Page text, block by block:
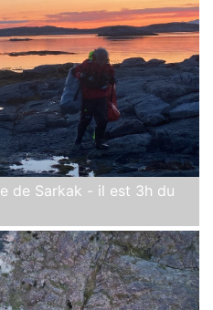
de Sarkak - il est 3h du